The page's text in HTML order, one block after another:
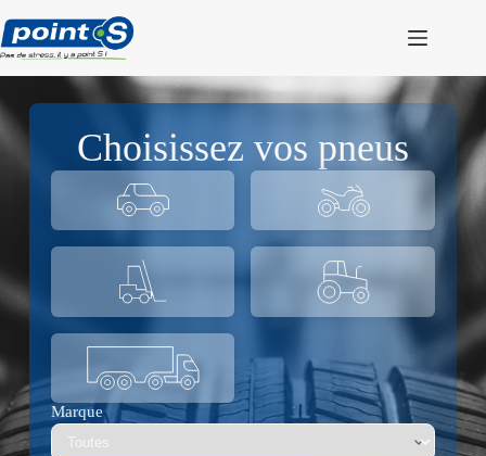
au
contenu
Choisissez vos pneus
Marque